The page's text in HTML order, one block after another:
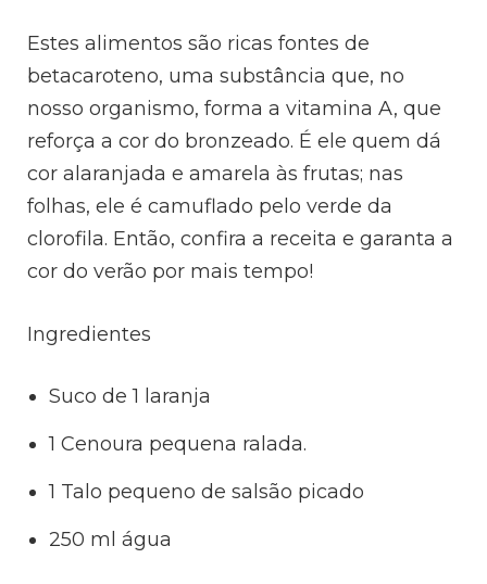
Estes alimentos são ricas fontes de
betacaroteno, uma substância que, no
nosso organismo, forma a vitamina A, que
reforça a cor do bronzeado. É ele quem dá
cor alaranjada e amarela às frutas; nas
folhas, ele é camuflado pelo verde da
clorofila. Então, confira a receita e garanta a
cor do verão por mais tempo!
Ingredientes
Suco de 1 laranja
1 Cenoura pequena ralada.
1 Talo pequeno de salsão picado
250 ml água